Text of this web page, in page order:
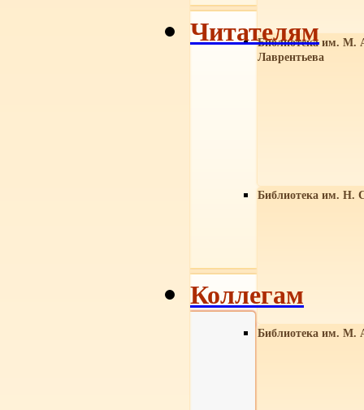
Библиотека им. М.
Лаврентьева
Библиотека им. Н.
Библиотека им. М.
Читателям
Коллегам